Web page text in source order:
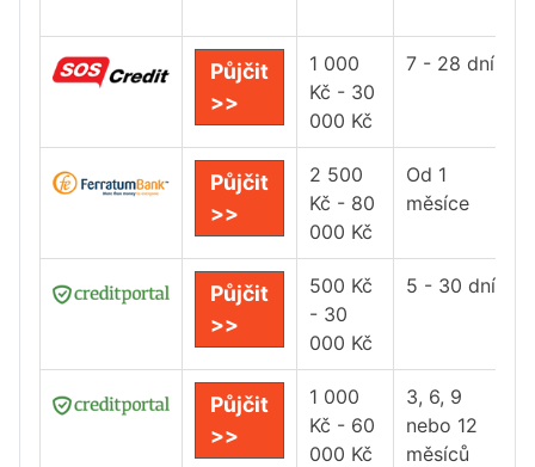
Půjčit
>>
1 000
Kč - 30
000 Kč
7 - 28 dní
Půjčit
>>
2 500
Kč - 80
000 Kč
Od 1
měsíce
Půjčit
>>
500 Kč
- 30
000 Kč
5 - 30 dní
Půjčit
>>
1 000
Kč - 60
000 Kč
3, 6, 9
nebo 12
měsíců